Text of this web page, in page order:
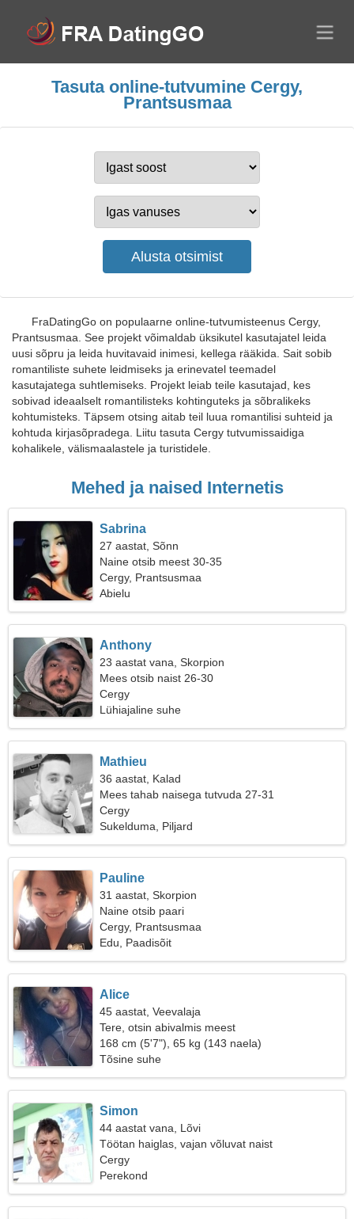
Tasuta online-tutvumine Cergy,
Prantsusmaa
FraDatingGo on populaarne online-tutvumisteenus Cergy,
Prantsusmaa. See projekt võimaldab üksikutel kasutajatel leida
uusi sõpru ja leida huvitavaid inimesi, kellega rääkida. Sait sobib
romantiliste suhete leidmiseks ja erinevatel teemadel
kasutajatega suhtlemiseks. Projekt leiab teile kasutajad, kes
sobivad ideaalselt romantilisteks kohtinguteks ja sõbralikeks
kohtumisteks. Täpsem otsing aitab teil luua romantilisi suhteid ja
kohtuda kirjasõpradega. Liitu tasuta Cergy tutvumissaidiga
kohalikele, välismaalastele ja turistidele.
Mehed ja naised Internetis
Sabrina
27 aastat, Sõnn
Naine otsib meest 30-35
Cergy, Prantsusmaa
Abielu
Anthony
23 aastat vana, Skorpion
Mees otsib naist 26-30
Cergy
Lühiajaline suhe
Mathieu
36 aastat, Kalad
Mees tahab naisega tutvuda 27-31
Cergy
Sukelduma, Piljard
Pauline
31 aastat, Skorpion
Naine otsib paari
Cergy, Prantsusmaa
Edu, Paadisõit
Alice
45 aastat, Veevalaja
Tere, otsin abivalmis meest
168 cm (5'7"), 65 kg (143 naela)
Tõsine suhe
Simon
44 aastat vana, Lõvi
Töötan haiglas, vajan võluvat naist
Cergy
Perekond